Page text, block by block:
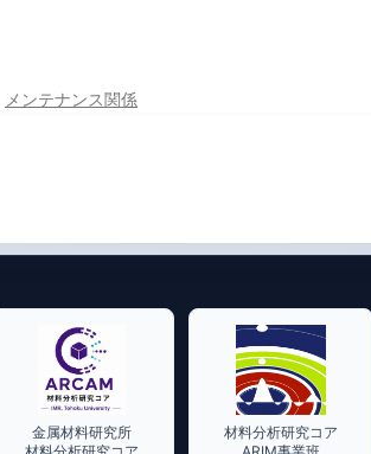
メンテナンス関係
金属材料研究所
材料分析研究コア